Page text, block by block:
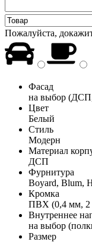
Пожалуйста,
Фасад
на выбор
Цвет
Белый
Стиль
Модерн
Материал
ДСП
Фурнитура
Boyard, Blum,
Кромка
ПВХ (0,4 мм,
Внутреннее
на выбор
Размер